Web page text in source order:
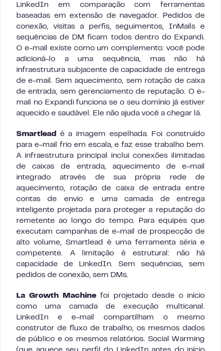
LinkedIn em comparação com ferramentas
baseadas em extensão de navegador. Pedidos de
conexão, visitas a perfis, seguimentos, InMails e
sequências de DM ficam todos dentro do Expandi.
O e-mail existe como um complemento: você pode
adicioná-lo a uma sequência, mas não há
infraestrutura subjacente de capacidade de entrega
de e-mail. Sem aquecimento, sem rotação de caixa
de entrada, sem gerenciamento de reputação. O e-
mail no Expandi funciona se o seu domínio já estiver
aquecido e saudável. Ele não ajuda você a chegar lá.
Smartlead
é a imagem espelhada. Foi construído
para e-mail frio em escala, e faz esse trabalho bem.
A infraestrutura principal inclui conexões ilimitadas
de caixas de entrada, aquecimento de e-mail
integrado através de sua própria rede de
aquecimento, rotação de caixa de entrada entre
contas de envio e uma camada de entrega
inteligente projetada para proteger a reputação do
remetente ao longo do tempo. Para equipes que
executam campanhas de e-mail de prospecção de
alto volume, Smartlead é uma ferramenta séria e
competente. A limitação é estrutural: não há
capacidade de LinkedIn. Sem sequências, sem
pedidos de conexão, sem DMs.
La Growth Machine foi projetado desde o início
como uma camada de execução multicanal.
LinkedIn e e-mail compartilham o mesmo
construtor de fluxo de trabalho, os mesmos dados
de público e os mesmos relatórios. Social Warming